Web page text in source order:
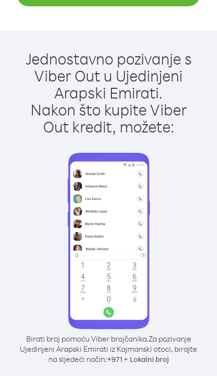
Jednostavno pozivanje s
Viber Out u Ujedinjeni
Arapski Emirati.
Nakon što kupite Viber
Out kredit, možete:
Birati broj pomoću Viber brojčanika.Za pozivanje
Ujedinjeni Arapski Emirati iz Kajmanski otoci, birajte
na sljedeći način:+971+ Lokalni broj